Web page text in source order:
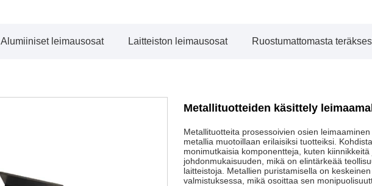
Alumiiniset leimausosat Laitteiston leimausosat Ruostumattomasta
Metallituotteiden käsittely
Metallituotteita prosessoivien osien
metallia muotoillaan erilaisiksi tuotteiksi.
monimutkaisia ​​komponentteja, kuten
johdonmukaisuuden, mikä on elintärkeää
laitteistoja. Metallien puristamisella on
valmistuksessa, mikä osoittaa sen